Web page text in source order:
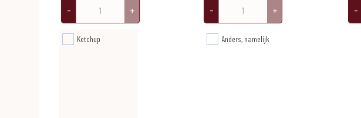
- + - + -
Ketchup Anders, namelijk